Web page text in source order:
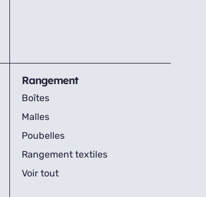
Rangement
Boîtes
Malles
Poubelles
Rangement textiles
Voir tout